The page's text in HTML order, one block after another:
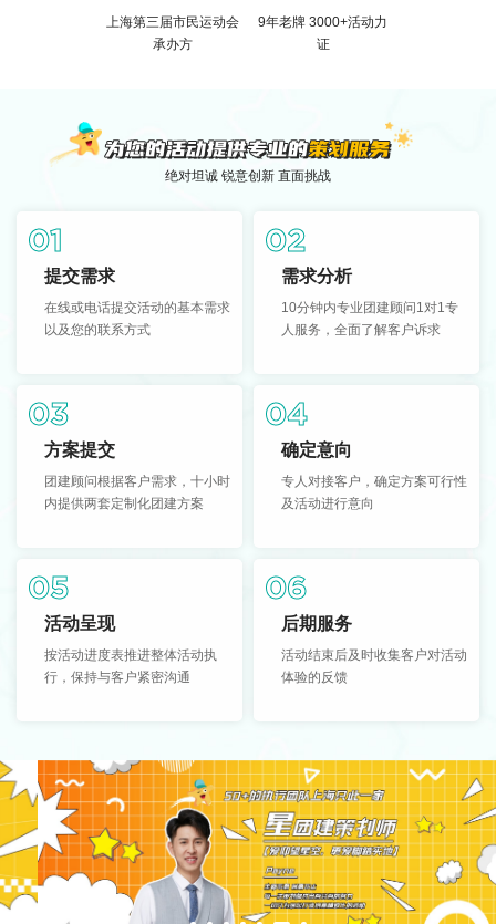
上海第三届市民运动会
承办方
9年老牌 3000+活动力
证
绝对坦诚 锐意创新 直面挑战
01
提交需求
在线或电话提交活动的基本需求
以及您的联系方式
02
需求分析
10分钟内专业团建顾问1对1专
人服务，全面了解客户诉求
03
方案提交
团建顾问根据客户需求，十小时
内提供两套定制化团建方案
04
确定意向
专人对接客户，确定方案可行性
及活动进行意向
05
活动呈现
按活动进度表推进整体活动执
行，保持与客户紧密沟通
06
后期服务
活动结束后及时收集客户对活动
体验的反馈